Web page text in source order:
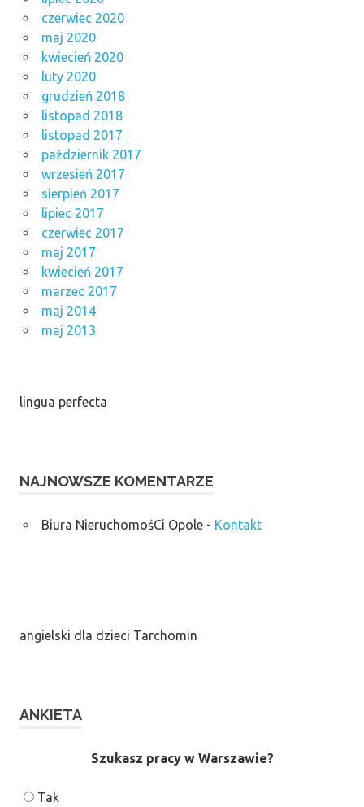
czerwiec 2020
maj 2020
kwiecień 2020
luty 2020
grudzień 2018
listopad 2018
listopad 2017
październik 2017
wrzesień 2017
sierpień 2017
lipiec 2017
czerwiec 2017
maj 2017
kwiecień 2017
marzec 2017
maj 2014
maj 2013
lingua perfecta
NAJNOWSZE KOMENTARZE
Biura NieruchomośCi Opole- Kontakt
angielski dla dzieci Tarchomin
ANKIETA
Szukasz pracy w Warszawie?
Tak